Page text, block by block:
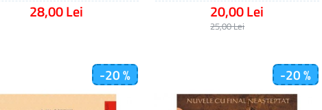
28,00 Lei 20,00 Lei
25,00 Lei
-20 % -20 %